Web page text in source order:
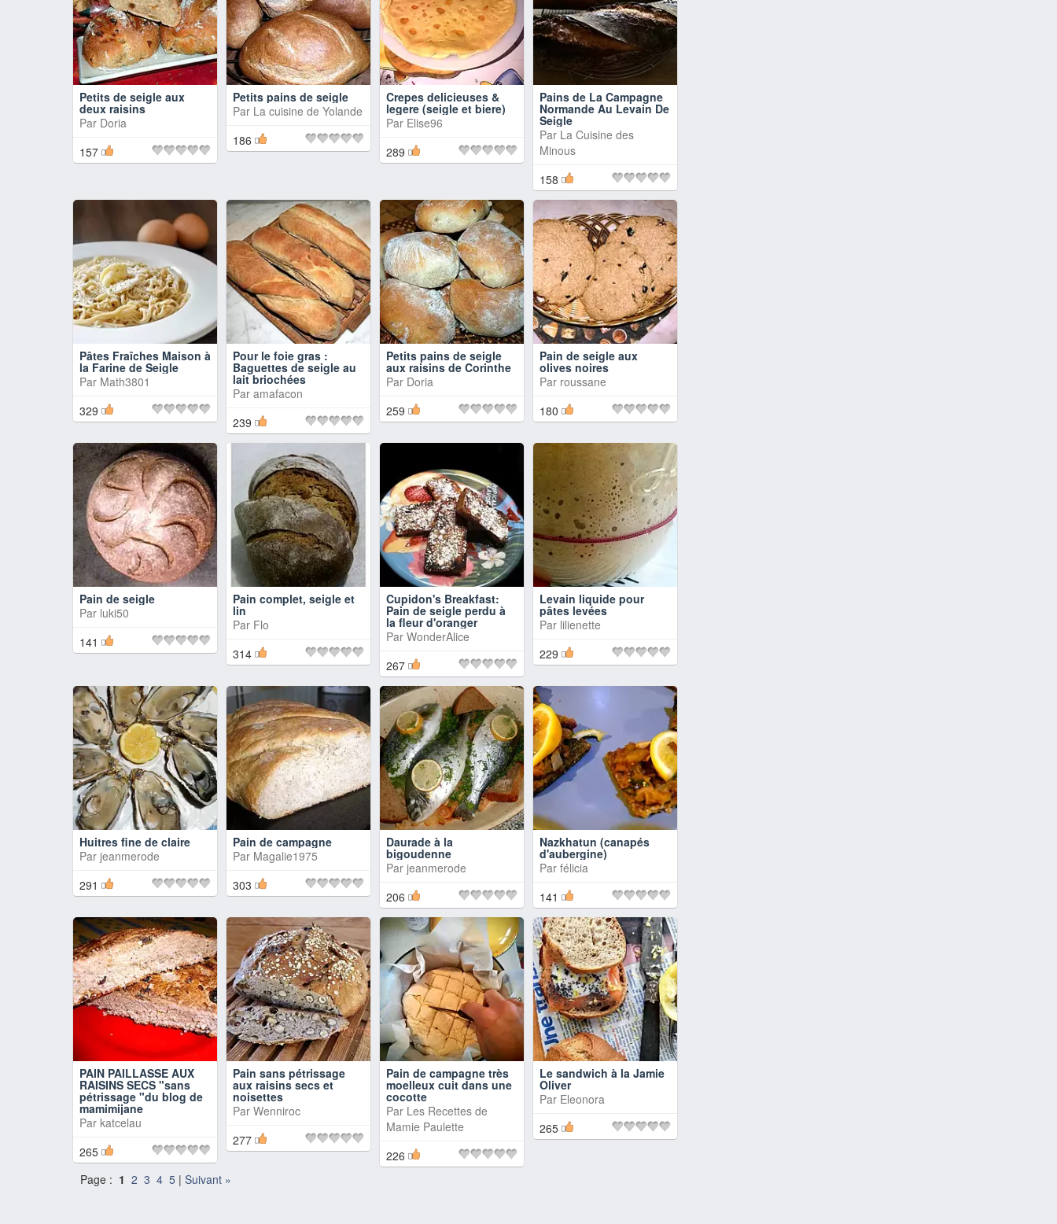
Petits de seigle aux
deux raisins
Par Doria
157
Petits pains de seigle
Par La cuisine de Yolande
186
Crepes delicieuses &
legere (seigle et biere)
Par Elise96
289
Pains de La Campagne
Normande Au Levain De
Seigle
Par La Cuisine des
Minous
158
Pâtes Fraîches Maison à
la Farine de Seigle
Par Math3801
329
Pour le foie gras :
Baguettes de seigle au
lait briochées
Par amafacon
239
Petits pains de seigle
aux raisins de Corinthe
Par Doria
259
Pain de seigle aux
olives noires
Par roussane
180
Pain de seigle
Par luki50
141
Pain complet, seigle et
lin
Par Flo
314
Cupidon's Breakfast:
Pain de seigle perdu à
la fleur d'oranger
Par WonderAlice
267
Levain liquide pour
pâtes levées
Par lilienette
229
Huitres fine de claire
Par jeanmerode
291
Pain de campagne
Par Magalie1975
303
Daurade à la
bigoudenne
Par jeanmerode
206
Nazkhatun (canapés
d'aubergine)
Par félicia
141
PAIN PAILLASSE AUX
RAISINS SECS "sans
pétrissage "du blog de
mamimijane
Par katcelau
265
Pain sans pétrissage
aux raisins secs et
noisettes
Par Wenniroc
277
Pain de campagne très
moelleux cuit dans une
cocotte
Par Les Recettes de
Mamie Paulette
226
Le sandwich à la Jamie
Oliver
Par Eleonora
265
Page : 1 2 3 4 5 | Suivant »